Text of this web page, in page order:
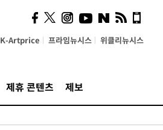
K-Artprice 프라임뉴시스 위클리뉴시스
제휴 콘텐츠 제보